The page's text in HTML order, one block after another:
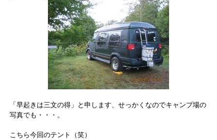
「早起きは三文の得」と申します、せっかくなのでキャンプ場の
写真でも・・・。
こちら今回のテント（笑）